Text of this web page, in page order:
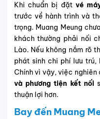
Khi chuẩn bị đặt vé
trước về hành trình và
trọng. Muang Meung
khách thường phải nối
Lào. Nếu không nắm rõ
phát sinh chi phí lưu
Chính vì vậy, việc
và phương tiện kết nối
thuận lợi hơn.
Bay đến Muang